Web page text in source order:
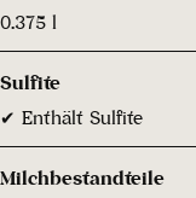
0.375 l
Sulfite
✔ Enthält Sulfite
Milchbestandteile